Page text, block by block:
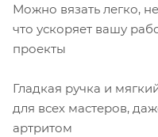
Можно вязать легко,
что ускоряет вашу
проекты
Гладкая ручка и
для всех мастеров,
артритом